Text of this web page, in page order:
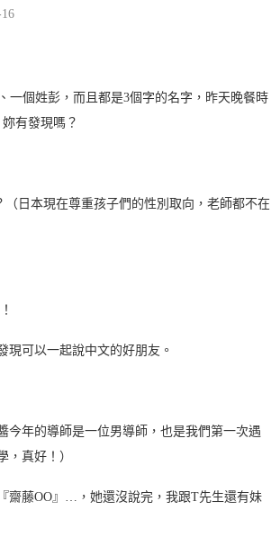
一個姓彭，而且都是3個字的名字，昨天晚餐時
有發現嗎？
日本現在尊重孩子們的性別取向，老師都不在
可以一起說中文的好朋友。
年的導師是一位男導師，也是我們第一次遇
真好！）
齋藤OO』…，她還沒說完，我跟T先生還有妹